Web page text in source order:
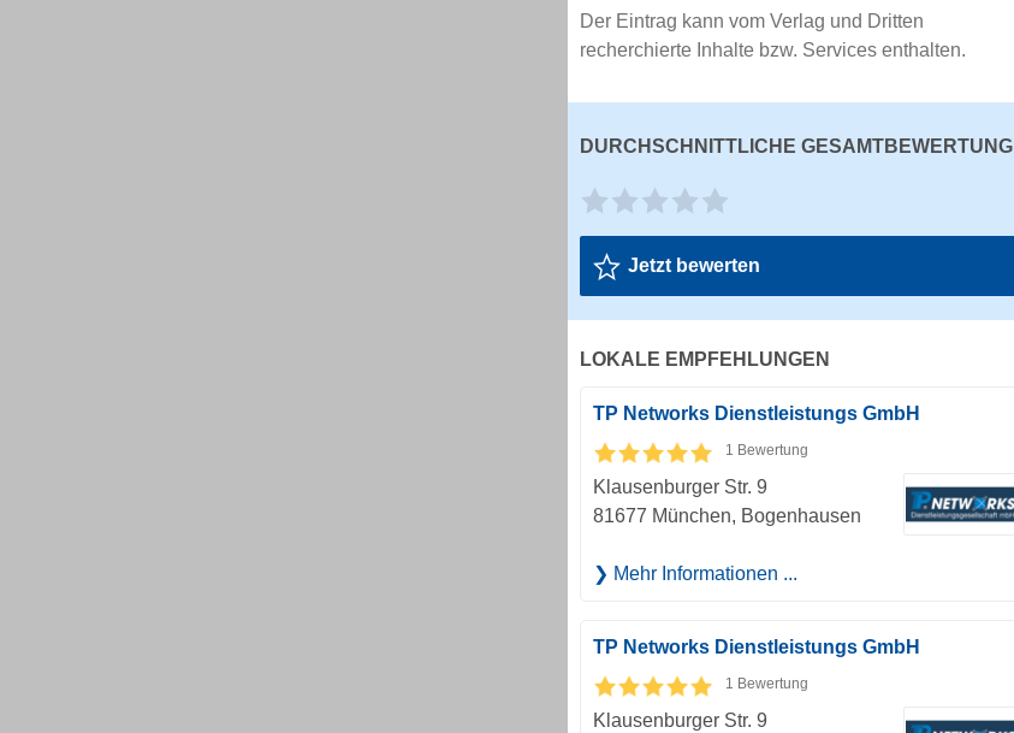
Der Eintrag kann vom Verlag und Dritten
recherchierte Inhalte bzw. Services enthalten.
DURCHSCHNITTLICHE GESAMTBEWERTUNG
Jetzt bewerten
LOKALE EMPFEHLUNGEN
TP Networks Dienstleistungs GmbH
1 Bewertung
Klausenburger Str. 9
81677 München, Bogenhausen
Mehr Informationen ...
TP Networks Dienstleistungs GmbH
1 Bewertung
Klausenburger Str. 9